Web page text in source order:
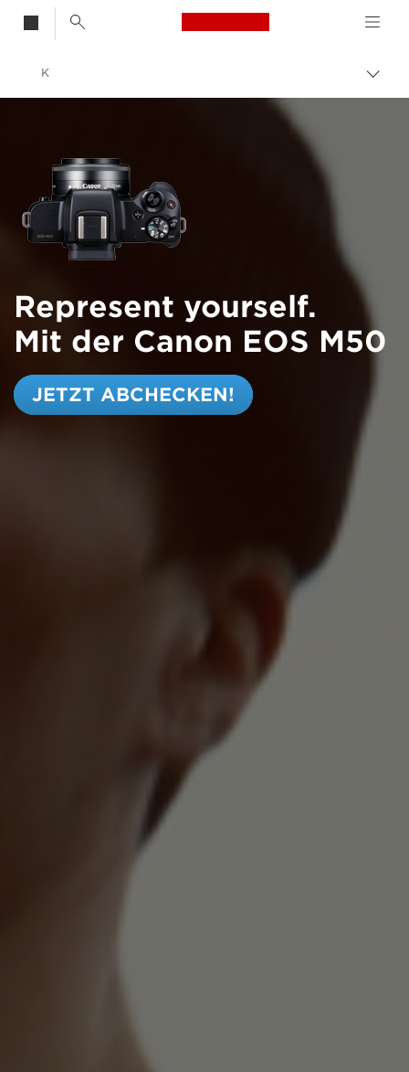
Canon Logo, back
Auf
K
Represent yourself.
Mit der Canon EOS M50
JETZT ABCHECKEN!